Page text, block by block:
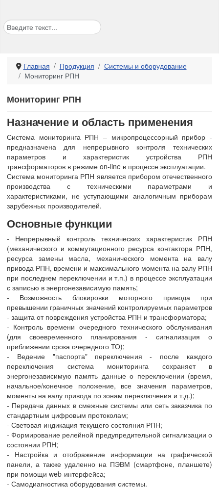
Поиск по сайту Type 2 or more characters for results.
Главная Продукция
Системы и оборудование
Мониторинг РПН
Мониторинг РПН
Назначение и область применения
Система мониторинга РПН – микропроцессорный прибор -
предназначена для непрерывного контроля технических
параметров и характеристик устройства РПН
трансформаторов в режиме on-line в процессе эксплуатации.
Система мониторинга РПН является прибором отечественного
производства с техническими параметрами и
характеристиками, не уступающими аналогичным приборам
зарубежных производителей.
Основные функции
- Непрерывный контроль технических характеристик РПН
(механического и коммутационного ресурса контактора РПН,
ресурса замены масла, механического момента на валу
привода РПН, времени и максимального момента на валу РПН
при последнем переключении и т.п.) в процессе эксплуатации
с записью в энергонезависимую память;
- Возможность блокировки моторного привода при
превышении граничных значений контролируемых параметров
- защита от повреждения устройства РПН и трансформатора;
- Контроль времени очередного технического обслуживания
(для своевременного планирования - сигнализация о
приближении срока очередного ТО);
- Ведение "паспорта" переключения - после каждого
переключения система мониторинга сохраняет в
энергонезависимую память данные о переключении (время,
начальное/конечное положение, все значения параметров,
моменты на валу привода по зонам переключения и т.д.);
- Передача данных в смежные системы или сеть заказчика по
стандартным цифровым протоколам;
- Световая индикация текущего состояния РПН;
- Формирование релейной предупредительной сигнализации о
состоянии РПН;
- Настройка и отображение информации на графической
панели, а также удаленно на ПЭВМ (смартфоне, планшете)
при помощи web-интерфейса;
- Самодиагностика оборудования системы.